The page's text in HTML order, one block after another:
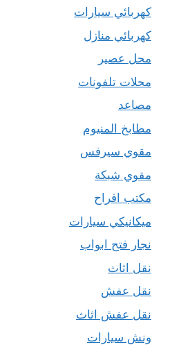
كهربائي سيارات
كهربائي منازل
محل عصير
محلات تلفونات
مصاعد
مطابخ المنيوم
مقوي سيرفس
مقوي شبكة
مكتب افراح
ميكانيكي سيارات
نجار فتح ابواب
نقل اثاث
نقل عفش
نقل عفش اثاث
ونش سيارات